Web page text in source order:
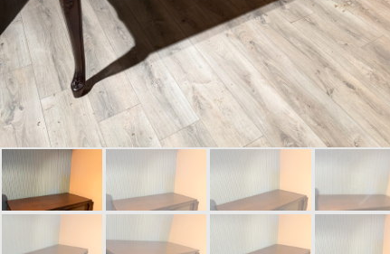
Hesap Oluştur